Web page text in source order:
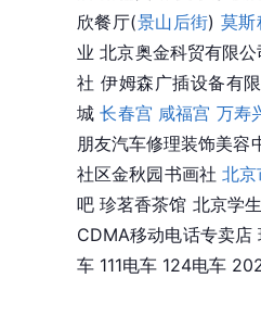
欣餐厅(景山后街) 莫斯
业 北京奥金科贸有限
社 伊姆森广插设备有
城 长春宫 咸福宫 万寿
朋友汽车修理装饰美容
社区金秋园书画社 北京
吧 珍茗香茶馆 北京学
CDMA移动电话专卖店
车 111电车 124电车